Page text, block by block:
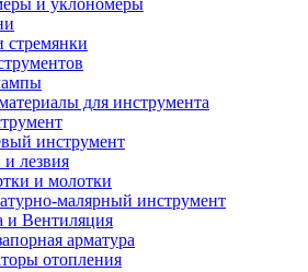
и уклономеры
для инструмента
инструмент
лезвия
и молотки
малярный инструмент
и Вентиляция
арматура
отопления